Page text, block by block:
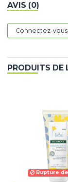
AVIS (0)
Connectez-
PRODUITS DE
Rupture